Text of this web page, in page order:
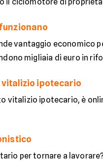
vantaggio economico
migliaia di euro in
vitalizio ipotecario
vitalizio ipotecario, è
per tornare a